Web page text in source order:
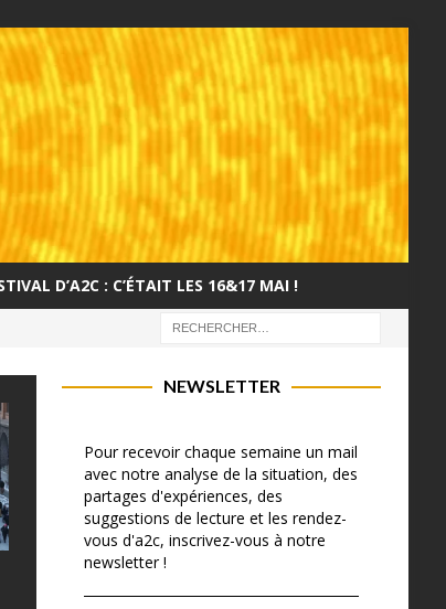
D’A2C : C’ÉTAIT LES 16&17 MAI !
NEWSLETTER
Pour recevoir chaque semaine un mail
avec notre analyse de la situation, des
partages d'expériences, des
suggestions de lecture et les rendez-
vous d'a2c, inscrivez-vous à notre
newsletter !